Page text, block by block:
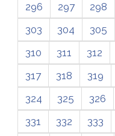
296
297 298
303
304 305
310
311 312
317
318 319
324
325 326
331
332 333